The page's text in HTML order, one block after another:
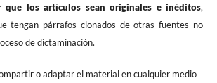
que los artículos sean originales e inéditos,
tengan párrafos clonados de otras fuentes no
de dictaminación.
o adaptar el material en cualquier medio